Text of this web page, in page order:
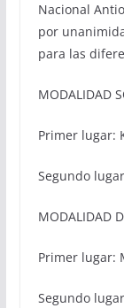
Nacional
por
para las
MODALIDAD
Primer lugar:
Segundo
MODALIDAD
Primer lugar:
Segundo